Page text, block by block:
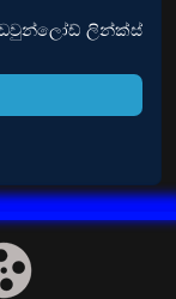
ඩවුන්ලෝඩ් ලින්ක්ස්